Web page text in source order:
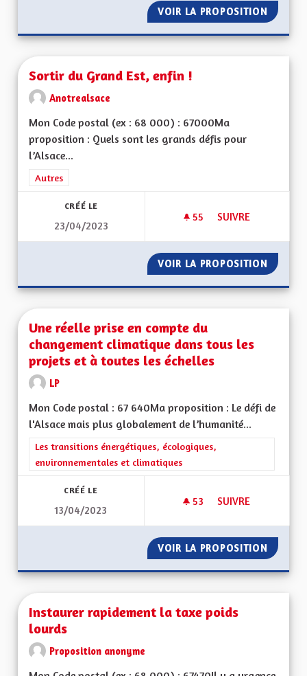
VOIR LA PROPOSITION
Sortir du Grand Est, enfin !
Anotrealsace
Mon Code postal (ex : 68 000) : 67000Ma
proposition : Quels sont les grands défis pour
l’Alsace...
Filtrer les résultats de la catégorie : Autres
Autres
CRÉÉ LE
23/04/2023
55 55 ABONNÉS
SUIVRE
VOIR LA PROPOSITION
Une réelle prise en compte du
changement climatique dans tous les
projets et à toutes les échelles
LP
Mon Code postal : 67 640Ma proposition : Le défi de
l'Alsace mais plus globalement de l’humanité...
Filtrer les résultats de la catégorie : Les transitions
Les transitions énergétiques, écologiques,
environnementales et climatiques
CRÉÉ LE
13/04/2023
53 53 ABONNÉS
SUIVRE
VOIR LA PROPOSITION UNE
Instaurer rapidement la taxe poids
lourds
Proposition anonyme